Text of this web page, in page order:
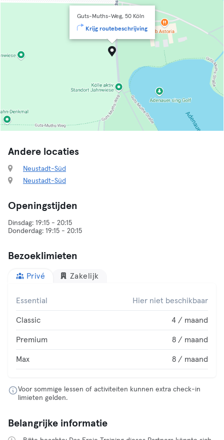
Guts-Muths-Weg, 50 Köln
Krijg routebeschrijving
Andere locaties
Neustadt-Süd
Neustadt-Süd
Openingstijden
Dinsdag: 19:15 - 20:15
Bezoeklimieten
Privé Zakelijk
Essential Hier niet beschikbaar
Classic 4 / maand
Premium 8 / maand
Max 8 / maand
Voor sommige lessen of activiteiten kunnen extra check-in
limieten gelden.
Belangrijke informatie